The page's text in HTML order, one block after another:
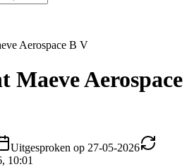
Aerospace B V
Maeve Aerospace
Uitgesproken op 27-05-2026
10:01